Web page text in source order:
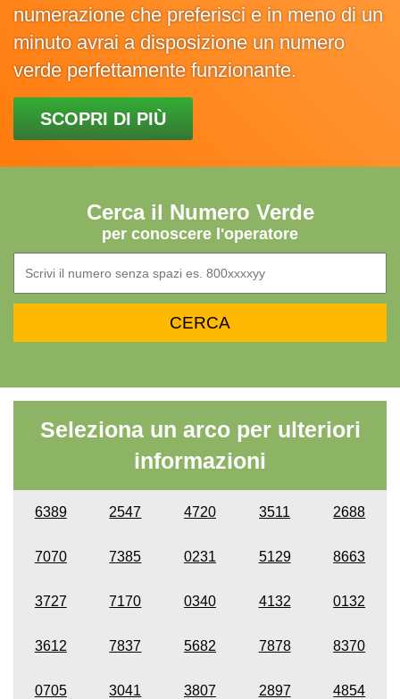
numerazione che preferisci e in meno di un
minuto avrai a disposizione un numero
verde perfettamente funzionante.
SCOPRI DI PIÙ
Cerca il Numero Verde
per conoscere l'operatore
Seleziona un arco per ulteriori
informazioni
6389 2547 4720 3511 2688
7070 7385 0231 5129 8663
3727 7170 0340 4132 0132
3612 7837 5682 7878 8370
0705 3041 3807 2897 4854